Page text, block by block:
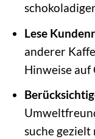
Lese
anderer
Hinweise auf
suche